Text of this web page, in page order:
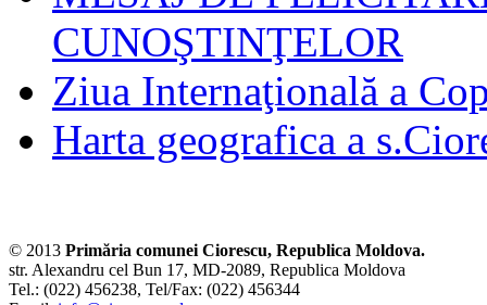
CUNOŞTINŢELOR
Ziua Internaţională a
Harta geografica a
© 2013 Primăria comunei Ciorescu, Republica Moldova.
str. Alexandru cel Bun 17, MD-2089, Republica Moldova
Tel.: (022) 456238, Tel/Fax: (022) 456344